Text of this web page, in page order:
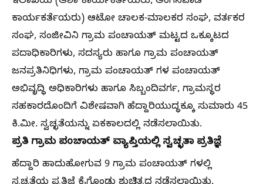
ಕಾರ್ಯಕರ್ತೆಯರು) ಆಟೋ ಚಾಲಕ-ಮಾಲಕರ ಸಂಘ, ವರ್ತಕರ
ಸಂಘ, ಸಂಜೀವಿನಿ ಗ್ರಾಮ ಪಂಚಾಯತ್ ಮಟ್ಟದ ಒಕ್ಕೂಟದ
ಪದಾಧಿಕಾರಿಗಳು, ಸದಸ್ಯರು ಹಾಗೂ ಗ್ರಾಮ ಪಂಚಾಯತ್
ಜನಪ್ರತಿನಿಧಿಗಳು, ಗ್ರಾಮ ಪಂಚಾಯತ್‍ ಗಳ ಪಂಚಾಯತ್
ಅಭಿವೃದ್ಧಿ ಅಧಿಕಾರಿಗಳು ಹಾಗೂ ಸಿಬ್ಬಂದಿವರ್ಗ, ಗ್ರಾಮಸ್ಥರ
ಸಹಕಾರದೊಂದಿಗೆ ವಿಶೇಷವಾಗಿ ಹೆದ್ದಾರಿಯುದ್ಧಕ್ಕೂ ಸುಮಾರು 45
ಕಿ.ಮೀ. ಸ್ವಚ್ಛತೆಯನ್ನು ಏಕಕಾಲದಲ್ಲಿ ನಡೆಸಲಾಯಿತು.
ಪ್ರತಿ ಗ್ರಾಮ ಪಂಚಾಯತ್ ವ್ಯಾಪ್ತಿಯಲ್ಲಿ ಸ್ವಚ್ಛತಾ ಪ್ರತಿಜ್ಞೆ
ಹೆದ್ದಾರಿ ಹಾದುಹೋಗುವ 9 ಗ್ರಾಮ ಪಂಚಾಯತ್‍ ಗಳಲ್ಲಿ